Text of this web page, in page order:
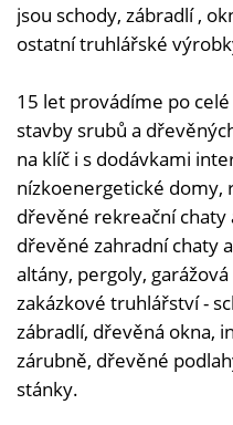
jsou schody, zábradlí ,
ostatní truhlářské
15 let provádíme po
stavby srubů a
na klíč i s dodávkami
nízkoenergetické domy,
dřevěné rekreační chaty
dřevěné zahradní chaty
altány, pergoly,
zakázkové truhlářství -
zábradlí, dřevěná okna,
zárubně, dřevěné
stánky.